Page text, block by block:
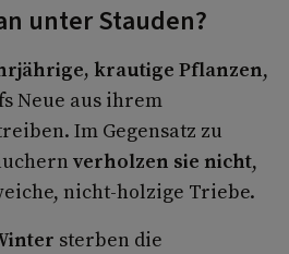
unter Stauden?
krautige Pflanzen,
Neue aus ihrem
Im Gegensatz zu
verholzen sie nicht,
nicht-holzige Triebe.
sterben die